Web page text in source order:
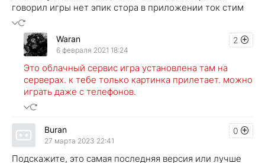
говорил игры нет эпик стора в приложении ток стим
2
Waran
6 февраля 2021 18:24
Это облачный сервис игра установлена там на
серверах. к тебе только картинка прилетает. можно
играть даже с телефонов.
0
Buran
27 марта 2023 22:41
Подскажите, это самая последняя версия или лучше